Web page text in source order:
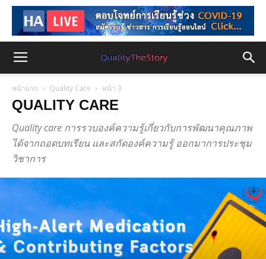
หน้าแรก Quality Care หน้า 3
QUALITY CARE
Quality care การรวบองค์ความรู้เกี่ยวกับการพัฒนาคุณภาพ
ได้จากถอดบทเรียน และสกัดองค์ความรู้ ออกมาการประชุม
วิชาการ